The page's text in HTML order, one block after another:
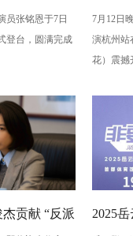
古典深
梅”至情至
员张铭恩于7日
登台，圆满完成
州开唱
的爱
7月12日
演杭州站
花）震撼
杰贡献 “反派 2025